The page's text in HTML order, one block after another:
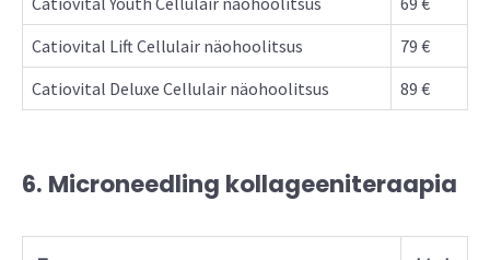
Catiovital Lift Cellulair näohoolitsus
79 €
Catiovital Deluxe Cellulair näohoolitsus
89 €
6. Microneedling kollageeniteraapia